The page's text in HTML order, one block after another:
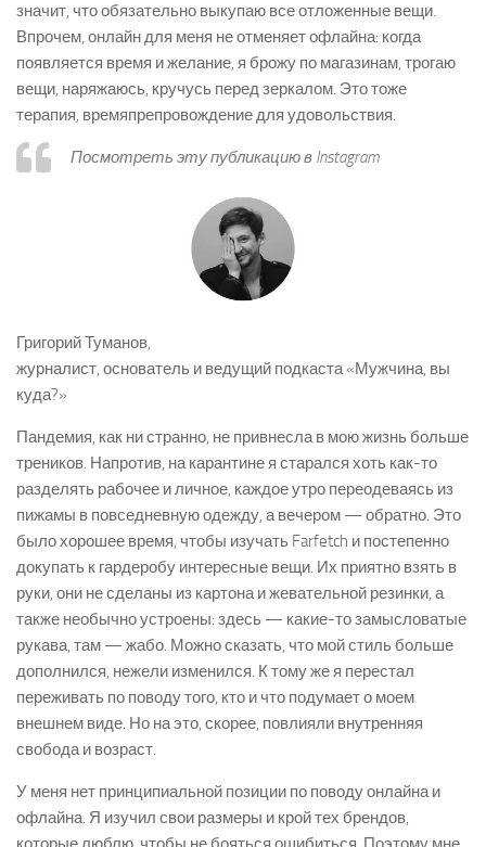
значит, что обязательно выкупаю все отложенные вещи.
Впрочем, онлайн для меня не отменяет офлайна: когда
появляется время и желание, я брожу по магазинам, трогаю
вещи, наряжаюсь, кручусь перед зеркалом. Это тоже
терапия, времяпрепровождение для удовольствия.
Посмотреть эту публикацию в Instagram
Григорий Туманов,
журналист, основатель и ведущий подкаста «Мужчина, вы
куда?»
Пандемия, как ни странно, не привнесла в мою жизнь больше
треников. Напротив, на карантине я старался хоть как-то
разделять рабочее и личное, каждое утро переодеваясь из
пижамы в повседневную одежду, а вечером — обратно. Это
было хорошее время, чтобы изучать Farfetch и постепенно
докупать к гардеробу интересные вещи. Их приятно взять в
руки, они не сделаны из картона и жевательной резинки, а
также необычно устроены: здесь — какие-то замысловатые
рукава, там — жабо. Можно сказать, что мой стиль больше
дополнился, нежели изменился. К тому же я перестал
переживать по поводу того, кто и что подумает о моем
внешнем виде. Но на это, скорее, повлияли внутренняя
свобода и возраст.
У меня нет принципиальной позиции по поводу онлайна и
офлайна. Я изучил свои размеры и крой тех брендов,